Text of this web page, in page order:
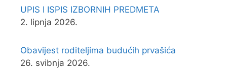
UPIS I ISPIS IZBORNIH PREDMETA
2. lipnja 2026.
Obavijest roditeljima budućih prvašića
26. svibnja 2026.